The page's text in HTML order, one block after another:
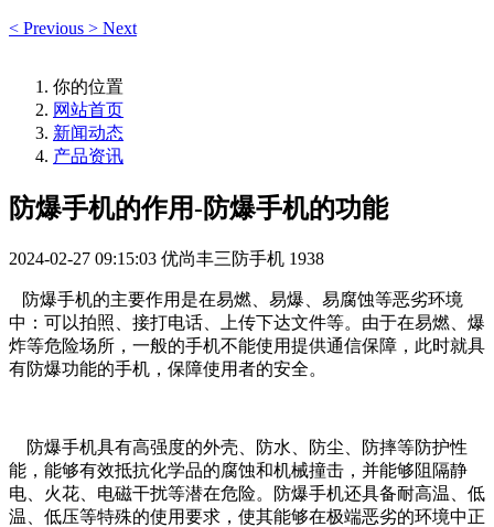
< Previous > Next
你的位置
网站首页
新闻动态
产品资讯
防爆手机的作用-防爆手机的功能
2024-02-27 09:15:03 优尚丰三防手机 1938
防爆手机的主要作用是在易燃、易爆、易腐蚀等恶劣环境
中：可以拍照、接打电话、上传下达文件等。由于在易燃、爆
炸等危险场所，一般的手机不能使用提供通信保障，此时就具
有防爆功能的手机，保障使用者的安全。
防爆手机具有高强度的外壳、防水、防尘、防摔等防护性
能，能够有效抵抗化学品的腐蚀和机械撞击，并能够阻隔静
电、火花、电磁干扰等潜在危险。防爆手机还具备耐高温、低
温、低压等特殊的使用要求，使其能够在极端恶劣的环境中正